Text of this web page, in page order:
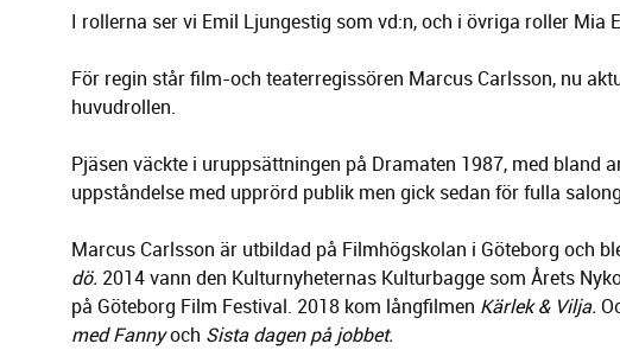
I rollerna ser vi Emil Ljungestig som vd:n, och i övriga roller Mia
För regin står film-och teaterregissören Marcus Carlsson, nu
huvudrollen.
Pjäsen väckte i uruppsättningen på Dramaten 1987, med bland
uppståndelse med upprörd publik men gick sedan för fulla
Marcus Carlsson är utbildad på Filmhögskolan i Göteborg och
dö. 2014 vann den Kulturnyheternas Kulturbagge som Årets
på Göteborg Film Festival. 2018 kom långfilmen Kärlek & Vilja.
med Fannyoch Sista dagen på jobbet.